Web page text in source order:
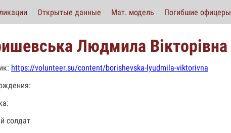
Открытые данные Мат. модель Погибшие офицеры
Людмила Вікторівна
https://volunteer.su/content/borishevska-lyudmila-viktorivna
солдат